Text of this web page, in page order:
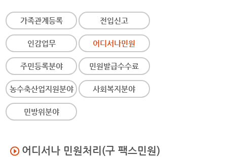
가족관계등록 전입신고
인감업무 어디서나민원
주민등록분야 민원발급수수료
농수축산업지원분야 사회복지분야
민방위분야
어디서나 민원처리(구 팩스민원)